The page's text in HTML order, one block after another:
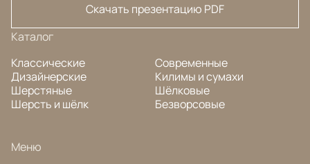
Скачать презентацию PDF
Каталог
Классические
Дизайнерские
Шерстяные
Шерсть и шёлк
Современные
Килимы и сумахи
Шёлковые
Безворсовые
Меню